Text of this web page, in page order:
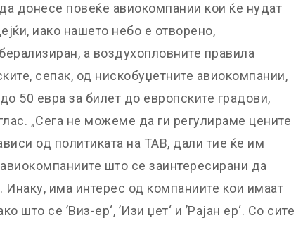
донесе повеќе авиокомпании кои ќе нудат
иако нашето небо е отворено,
а воздухопловните правила
сепак, од нискобуџетните авиокомпании,
50 евра за билет до европските градови,
„Сега не можеме да ги регулираме цените
од политиката на ТАВ, дали тие ќе им
што се заинтересирани да
Инаку, има интерес од компаниите кои имаат
што се ’Виз-ер‘, ’Изи џет‘ и ’Рајан ер‘. Со сите